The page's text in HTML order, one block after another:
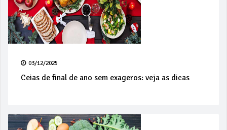
03/12/2025
Ceias de final de ano sem exageros: veja as dicas